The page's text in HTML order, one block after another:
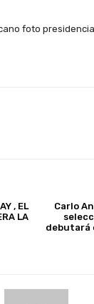
foto
, EL
LA
Carlo
debutará